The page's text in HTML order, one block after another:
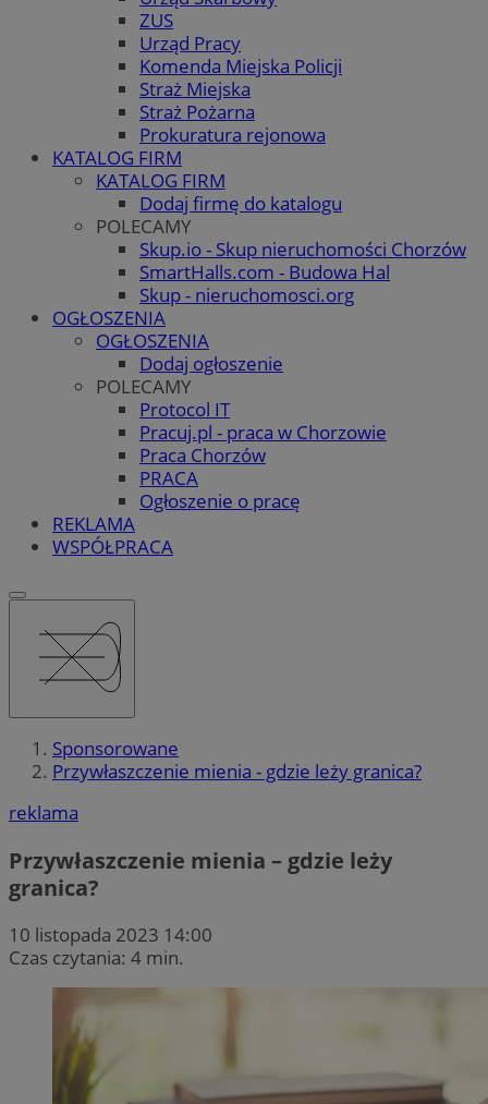
ZUS
Urząd Pracy
Komenda Miejska Policji
Straż Miejska
Straż Pożarna
Prokuratura rejonowa
KATALOG FIRM
KATALOG FIRM
Dodaj firmę do katalogu
POLECAMY
Skup.io - Skup nieruchomości Chorzów
SmartHalls.com - Budowa Hal
Skup - nieruchomosci.org
OGŁOSZENIA
OGŁOSZENIA
Dodaj ogłoszenie
POLECAMY
Protocol IT
Pracuj.pl - praca w Chorzowie
Praca Chorzów
PRACA
Ogłoszenie o pracę
REKLAMA
WSPÓŁPRACA
Sponsorowane
Przywłaszczenie mienia - gdzie leży granica?
reklama
Przywłaszczenie mienia – gdzie leży
granica?
10 listopada 2023 14:00
Czas czytania: 4 min.